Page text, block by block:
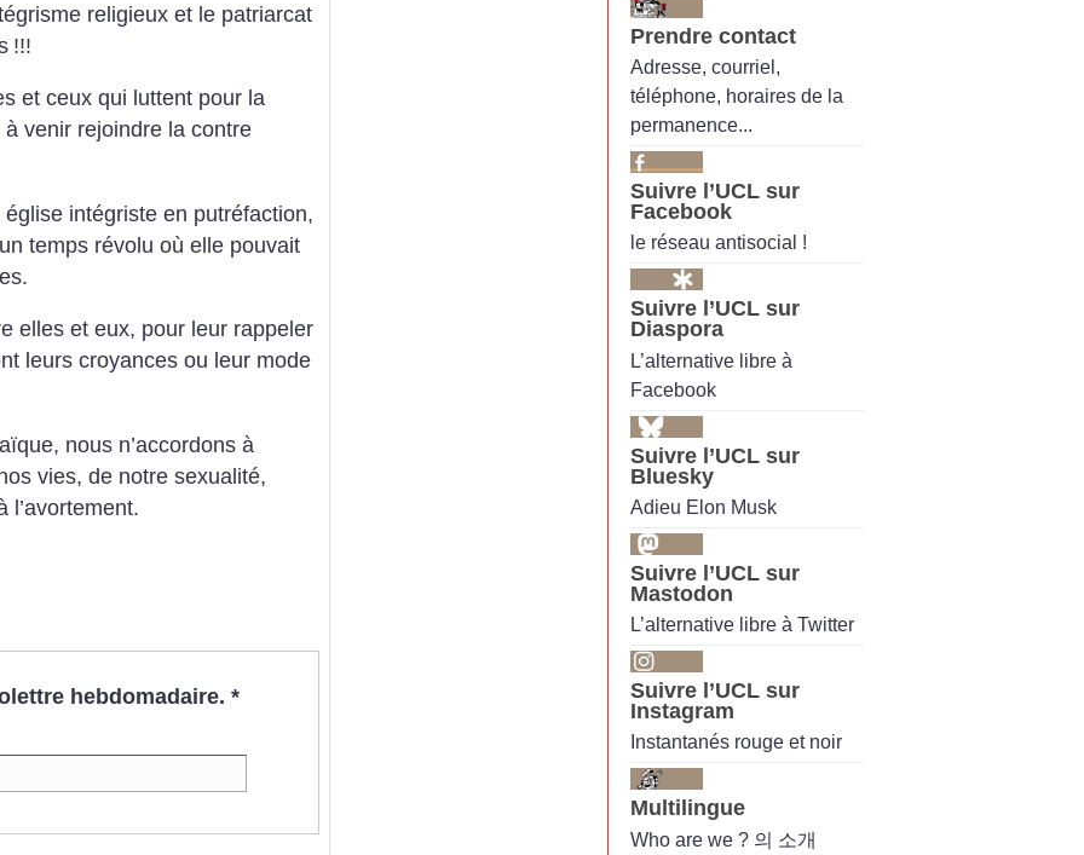
religieux et le patriarcat
!!!
et ceux qui luttent pour la
venir rejoindre la contre
intégriste en putréfaction,
temps révolu où elle pouvait
elles et eux, pour leur rappeler
leurs croyances ou leur mode
nous n’accordons à
vies, de notre sexualité,
l’avortement.
hebdomadaire. *
Prendre contact
Adresse, courriel,
téléphone, horaires de la
permanence...
Suivre l’UCL sur
Facebook
le réseau antisocial !
Suivre l’UCL sur
Diaspora
L’alternative libre à
Facebook
Suivre l’UCL sur
Bluesky
Adieu Elon Musk
Suivre l’UCL sur
Mastodon
L’alternative libre à Twitter
Suivre l’UCL sur
Instagram
Instantanés rouge et noir
Multilingue
Who are we ? 의 소개